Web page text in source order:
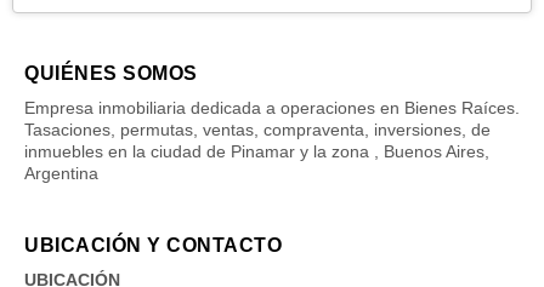
QUIÉNES SOMOS
Empresa inmobiliaria dedicada a operaciones en Bienes Raíces.
Tasaciones, permutas, ventas, compraventa, inversiones, de
inmuebles en la ciudad de Pinamar y la zona , Buenos Aires,
Argentina
UBICACIÓN Y CONTACTO